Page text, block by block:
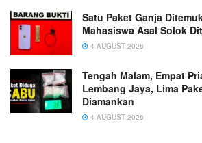
Satu Paket Ganja
Mahasiswa Asal Solok
4 AUGUST 2026
Tengah Malam, Empat
Lembang Jaya, Lima
Diamankan
4 AUGUST 2026